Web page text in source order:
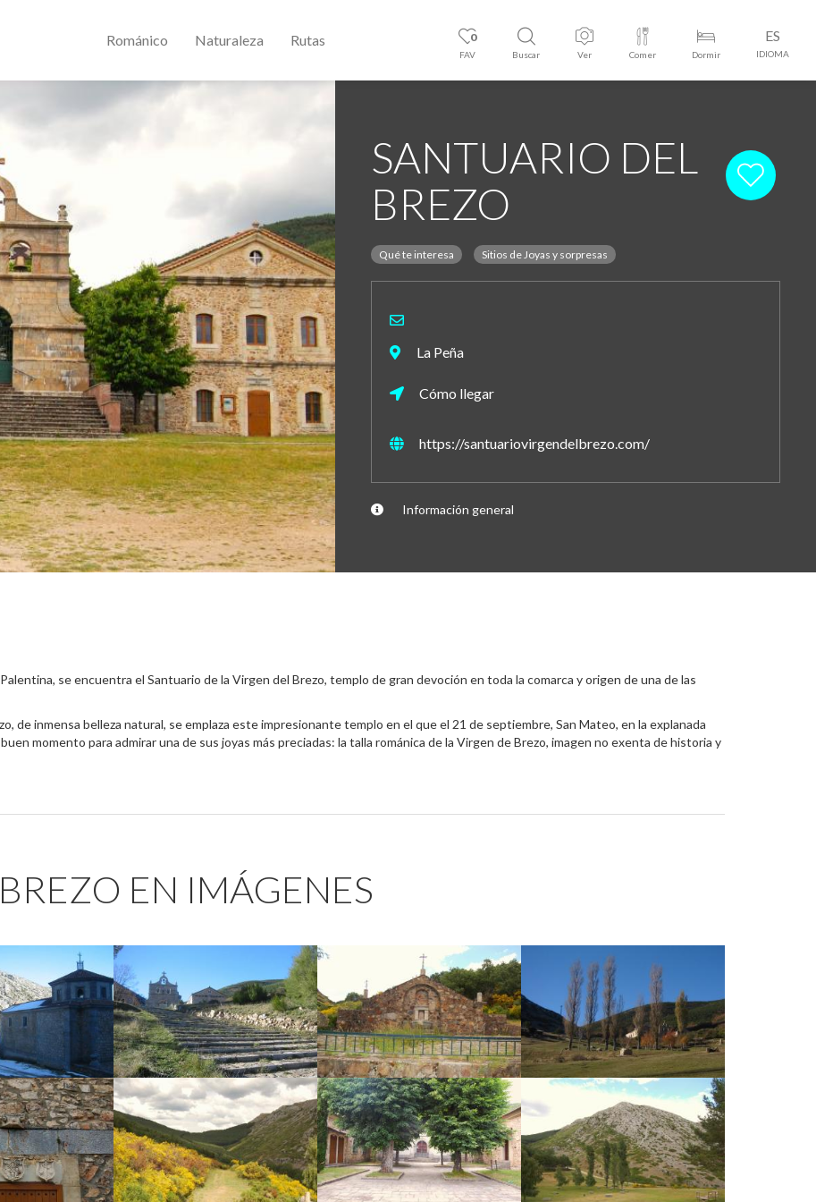
0
FAV Buscar Ver Comer Dormir
ES
IDIOMA
Románico Naturaleza Rutas
SANTUARIO DEL
BREZO
Qué te interesa Sitios de Joyas y sorpresas
La Peña
Cómo llegar
https://santuariovirgendelbrezo.com/
Información general
se encuentra el Santuario de la Virgen del Brezo, templo de gran devoción en toda la comarca y origen de una de las
de inmensa belleza natural, se emplaza este impresionante templo en el que el 21 de septiembre, San Mateo, en la explanada
momento para admirar una de sus joyas más preciadas: la talla románica de la Virgen de Brezo, imagen no exenta de historia y
EN IMÁGENES